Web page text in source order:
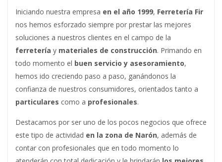
Iniciando nuestra empresa en el año 1999, Ferretería Fir
nos hemos esforzado siempre por prestar las mejores
soluciones a nuestros clientes en el campo de la
ferretería y materiales de construcción. Primando en
todo momento el buen servicio y asesoramiento,
hemos ido creciendo paso a paso, ganándonos la
confianza de nuestros consumidores, orientados tanto a
particulares como a profesionales.
Destacamos por ser uno de los pocos negocios que ofrece
este tipo de actividad en la zona de Narón, además de
contar con profesionales que en todo momento lo